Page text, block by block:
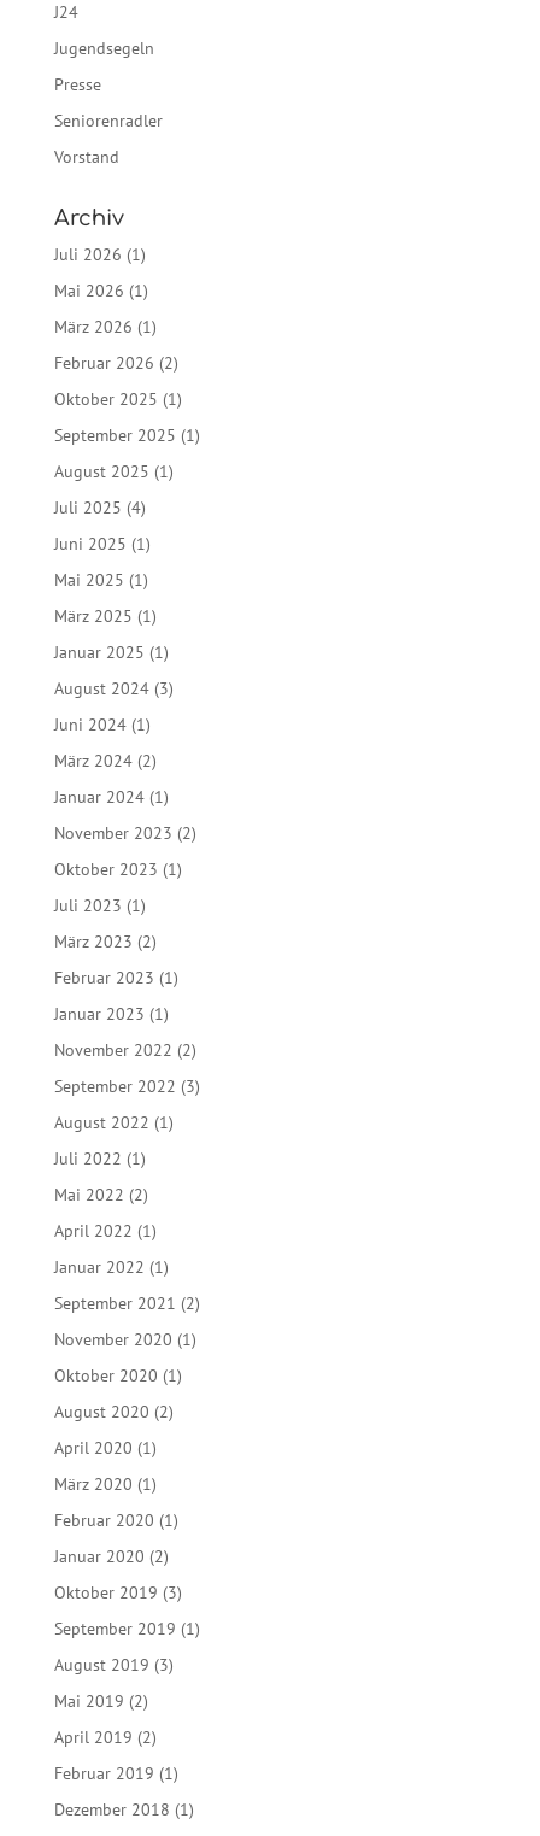
J24
Jugendsegeln
Presse
Seniorenradler
Vorstand
Archiv
Juli 2026 (1)
Mai 2026 (1)
März 2026 (1)
Februar 2026 (2)
Oktober 2025 (1)
September 2025 (1)
August 2025 (1)
Juli 2025 (4)
Juni 2025 (1)
Mai 2025 (1)
März 2025 (1)
Januar 2025 (1)
August 2024(3)
Juni 2024(1)
März 2024(2)
Januar 2024(1)
November 2023 (2)
Oktober 2023 (1)
Juli 2023 (1)
März 2023 (2)
Februar 2023 (1)
Januar 2023 (1)
November 2022 (2)
September 2022 (3)
August 2022 (1)
Juli 2022 (1)
Mai 2022 (2)
April 2022 (1)
Januar 2022 (1)
September 2021 (2)
November 2020 (1)
Oktober 2020 (1)
August 2020 (2)
April 2020 (1)
März 2020 (1)
Februar 2020 (1)
Januar 2020 (2)
Oktober 2019 (3)
September 2019 (1)
August 2019 (3)
Mai 2019 (2)
April 2019 (2)
Februar 2019 (1)
Dezember 2018 (1)